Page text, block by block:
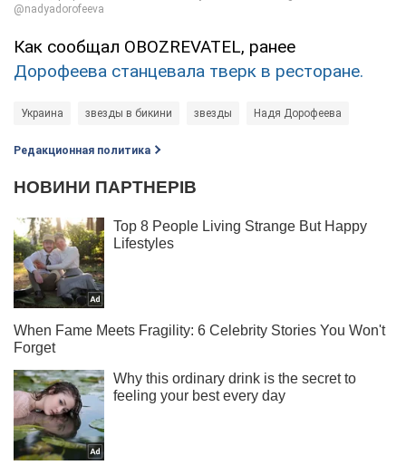
Как сообщал OBOZREVATEL, ранее
Дорофеева станцевала тверк в ресторане.
Украина звезды в бикини звезды Надя Дорофеева
Редакционная политика